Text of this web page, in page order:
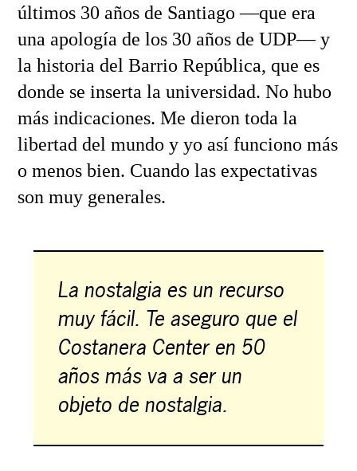
últimos 30 años de Santiago —que era
una apología de los 30 años de UDP— y
la historia del Barrio República, que es
donde se inserta la universidad. No hubo
más indicaciones. Me dieron toda la
libertad del mundo y yo así funciono más
o menos bien. Cuando las expectativas
son muy generales.
La nostalgia es un recurso
muy fácil. Te aseguro que el
Costanera Center en 50
años más va a ser un
objeto de nostalgia.